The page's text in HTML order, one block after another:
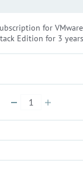
for
Edition for 3 years